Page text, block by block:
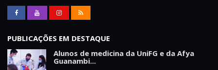
PUBLICAÇÕES EM DESTAQUE
Alunos de medicina da UniFG e da Afya
Guanambi...